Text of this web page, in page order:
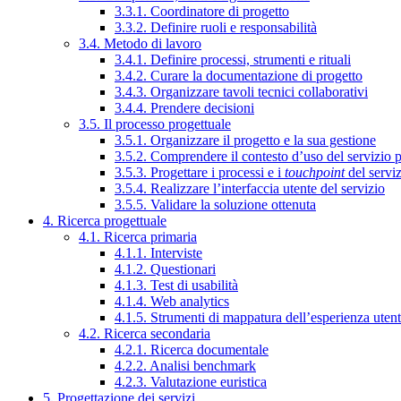
3.3.1. Coordinatore di progetto
3.3.2. Definire ruoli e responsabilità
3.4. Metodo di lavoro
3.4.1. Definire processi, strumenti e rituali
3.4.2. Curare la documentazione di progetto
3.4.3. Organizzare tavoli tecnici collaborativi
3.4.4. Prendere decisioni
3.5. Il processo progettuale
3.5.1. Organizzare il progetto e la sua gestione
3.5.2. Comprendere il contesto d’uso del servizio
3.5.3. Progettare i processi e i touchpointdel
3.5.4. Realizzare l’interfaccia utente del servizio
3.5.5. Validare la soluzione ottenuta
4. Ricerca progettuale
4.1. Ricerca primaria
4.1.1. Interviste
4.1.2. Questionari
4.1.3. Test di usabilità
4.1.4. Web analytics
4.1.5. Strumenti di mappatura dell’esperienza
4.2. Ricerca secondaria
4.2.1. Ricerca documentale
4.2.2. Analisi benchmark
4.2.3. Valutazione euristica
5. Progettazione dei servizi